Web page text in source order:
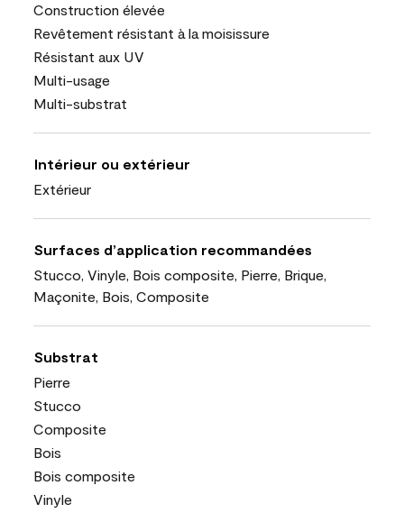
Construction élevée
Revêtement résistant à la moisissure
Résistant aux UV
Multi-usage
Multi-substrat
Intérieur ou extérieur
Extérieur
Surfaces d’application recommandées
Stucco, Vinyle, Bois composite, Pierre, Brique,
Maçonite, Bois, Composite
Substrat
Pierre
Stucco
Composite
Bois
Bois composite
Vinyle